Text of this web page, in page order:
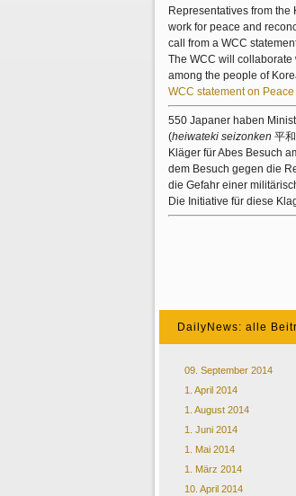
Representatives from
work for peace and
call from a WCC
The WCC will
among the people of
WCC statement on
550 Japaner haben
(heiwateki seizonken 平
Kläger für Abes Besuch
dem Besuch gegen die
die Gefahr einer
Die Initiative für diese
DailyNews: alle
09. September 2014
1. April 2014
1. August 2014
1. Juni 2014
1. Mai 2014
1. März 2014
10. April 2014